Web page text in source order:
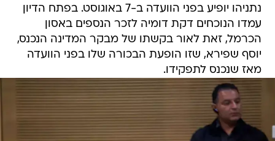
נתניהו יופיע בפני הוועדה ב-7 באוגוסט. בפתח הדיון
עמדו הנוכחים דקת דומיה לזכר הנספים באסון
הכרמל, זאת לאור בקשתו של מבקר המדינה הנכנס,
יוסף שפירא, שזו הופעת הבכורה שלו בפני הוועדה
מאז שנכנס לתפקידו.